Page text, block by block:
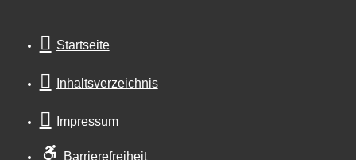
Startseite
Inhaltsverzeichnis
Impressum
Barrierefreiheit